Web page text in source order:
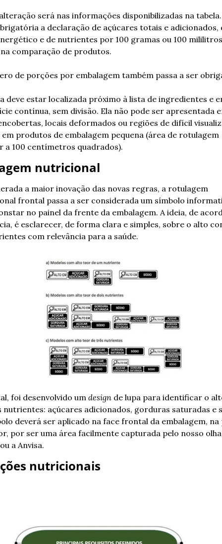
será nas informações disponibilizadas na tabela.
a declaração de açúcares totais e adicionados,
e de nutrientes por 100 gramas ou 100
comparação de produtos.
de porções por embalagem também passa a ser
deve estar localizada próximo à lista de ingredientes e
contínua, sem divisão. Ela não pode ser apresentada
locais deformados ou regiões de difícil
produtos de embalagem pequena (área de rotulagem
a 100 centímetros quadrados).
nutricional
a maior inovação das novas regras, a rotulagem
frontal passa a ser considerada um símbolo
no painel da frente da embalagem. A ideia, de
é esclarecer, de forma clara e simples, sobre o alto
com relevância para a saúde.
foi desenvolvido um design de lupa para identificar o
nutrientes: açúcares adicionados, gorduras saturadas e
deverá ser aplicado na face frontal da embalagem,
por ser uma área facilmente capturada pelo nosso
a Anvisa.
nutricionais